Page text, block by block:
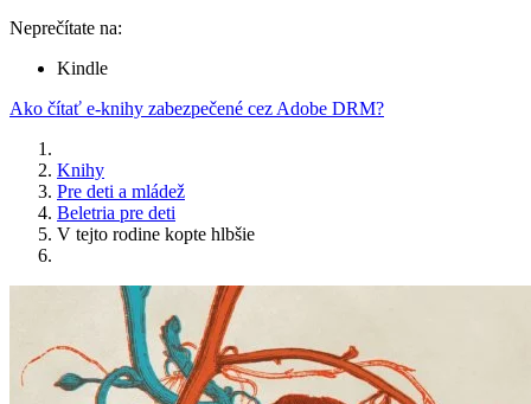
Neprečítate na:
Kindle
Ako čítať e-knihy zabezpečené cez Adobe DRM?
Knihy
Pre deti a mládež
Beletria pre deti
V tejto rodine kopte hlbšie